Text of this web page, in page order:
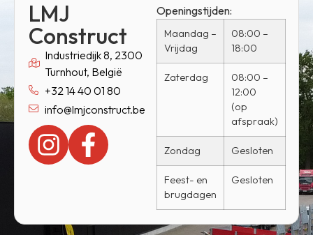
LMJ
Construct
Industriedijk 8, 2300
Turnhout, België
+32 14 40 01 80
info@lmjconstruct.be
Openingstijden:
Maandag –
Vrijdag
08:00 –
18:00
Zaterdag
08:00 –
12:00
(op
afspraak)
Zondag Gesloten
Feest- en
brugdagen
Gesloten